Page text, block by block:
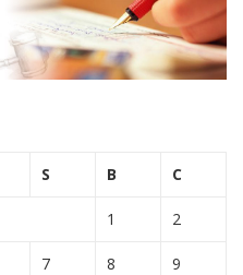
S B C
1 2
7 8 9